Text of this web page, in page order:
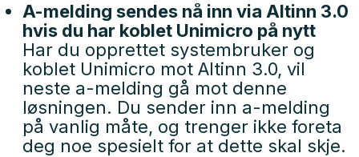
A-melding sendes nå inn via Altinn 3.0
hvis du har koblet Unimicro på nytt
Har du opprettet systembruker og
koblet Unimicro mot Altinn 3.0, vil
neste a-melding gå mot denne
løsningen. Du sender inn a-melding
på vanlig måte, og trenger ikke foreta
deg noe spesielt for at dette skal skje.